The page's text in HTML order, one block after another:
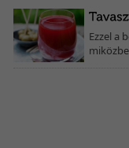
Ezzel a